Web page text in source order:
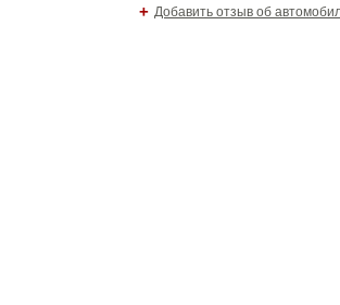
+ Добавить отзыв об